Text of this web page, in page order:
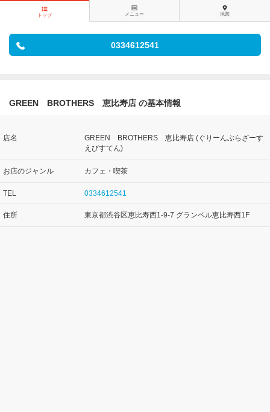
トップ メニュー 地図
0334612541
GREEN BROTHERS 恵比寿店 の基本情報
店名
GREEN BROTHERS 恵比寿店 (ぐりーんぶらざーす
えびすてん)
お店のジャンル カフェ・喫茶
TEL 0334612541
住所 東京都渋谷区恵比寿西1-9-7 グランベル恵比寿西1F